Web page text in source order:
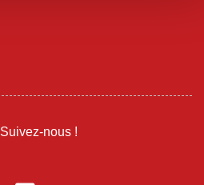
Suivez-nous !